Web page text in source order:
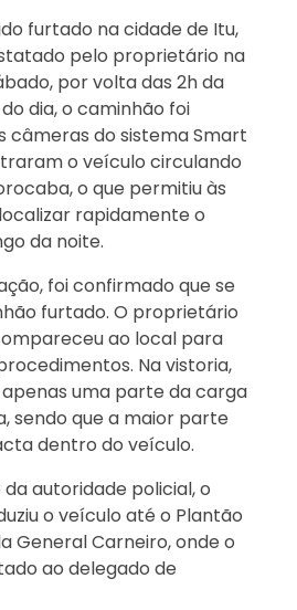
furtado na cidade de Itu,
pelo proprietário na
por volta das 2h da
dia, o caminhão foi
câmeras do sistema Smart
o veículo circulando
o que permitiu às
rapidamente o
da noite.
foi confirmado que se
furtado. O proprietário
ao local para
Na vistoria,
uma parte da carga
sendo que a maior parte
dentro do veículo.
autoridade policial, o
o veículo até o Plantão
General Carneiro, onde o
ao delegado de